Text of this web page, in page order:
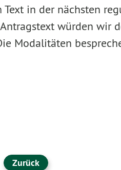
in der nächsten
würden wir
Modalitäten
Zurück